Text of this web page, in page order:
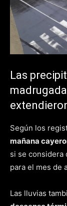
Las
Según los
mañana
si se considera
para el mes de
Las lluvias